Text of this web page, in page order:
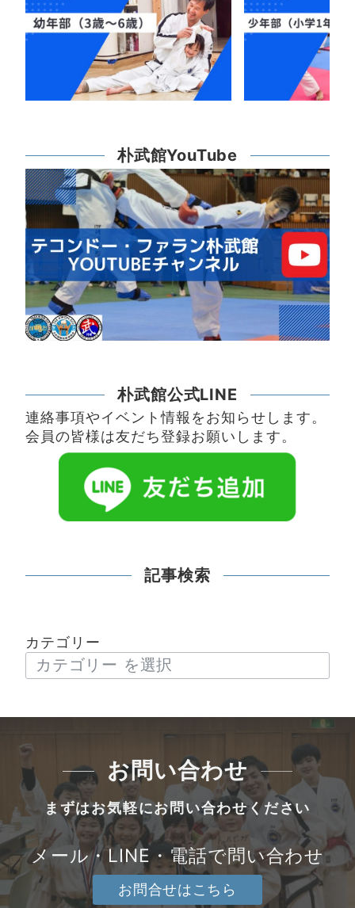
朴武館YouTube
朴武館公式LINE
連絡事項やイベント情報をお知らせします。
会員の皆様は友だち登録お願いします。
記事検索
カテゴリー
お問い合わせ
まずはお気軽にお問い合わせください
メール・LINE・電話で問い合わせ
お問合せはこちら